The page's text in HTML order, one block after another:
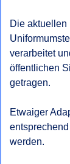
Die
verarbeitet
öffentlichen
getragen.
Etwaiger
werden.